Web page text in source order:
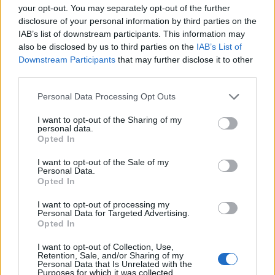
your opt-out. You may separately opt-out of the further
disclosure of your personal information by third parties on the
IAB’s list of downstream participants. This information may
also be disclosed by us to third parties on the IAB’s List of
Downstream Participants that may further disclose it to other
Personal Data Processing Opt Outs
I want to opt-out of the Sharing of my
personal data.
Opted In
I want to opt-out of the Sale of my
Personal Data.
Opted In
I want to opt-out of processing my
Personal Data for Targeted Advertising.
Opted In
I want to opt-out of Collection, Use,
Retention, Sale, and/or Sharing of my
Personal Data that Is Unrelated with the
Purposes for which it was collected.
“Da sempre abbiamo messo la sicurezza tra le priorità per il
nostro territorio– dichiara Paolo Lambertini, Sindaco di Cairo
Montenotte –e grazie alle innovative tecnologie che TIM ci
metterà a disposizione saremo in grado di realizzare a Cairo un
concreti esempi di efficacia ed efficienza”.
“Siamo lieti di collaborare con il comune di Cairo Montenotte per
più smart– sottolinea Claudio Pellegrini,
Responsabile Sales
Local Government, Health & Education di TIM -.
attraverso cui si rendono i servizi intelligenti per migliorare la
qualità di vita dei cittadini, delle imprese che vi operano e dei
di riferimento per la digitalizzazione anche attraverso lo sviluppo
di soluzioni tecnologiche innovative a beneficio delle